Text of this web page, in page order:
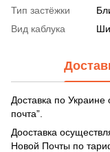
Тип застёжки
Вид каблука
Доставка по
почта”.
Дооставка
Новой Почты по